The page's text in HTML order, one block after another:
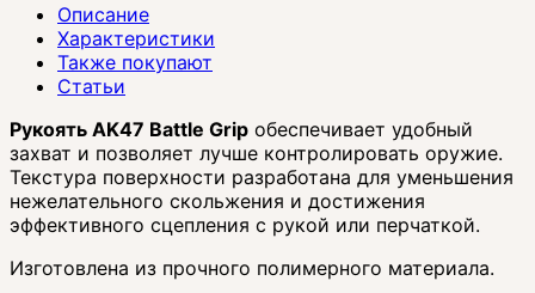
Описание
Характеристики
Также покупают
Статьи
Рукоять AK47 Battle Grip обеспечивает удобный
захват и позволяет лучше контролировать оружие.
Текстура поверхности разработана для уменьшения
нежелательного скольжения и достижения
эффективного сцепления с рукой или перчаткой.
Изготовлена из прочного полимерного материала.